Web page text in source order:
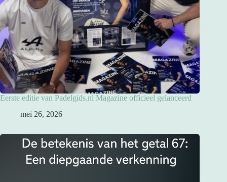
Eerste editie van Padelgids.nl Magazine officieel gelanceerd
mei 26, 2026